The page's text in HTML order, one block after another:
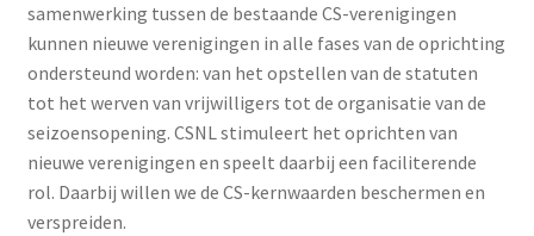
samenwerking tussen de bestaande CS-verenigingen
kunnen nieuwe verenigingen in alle fases van de oprichting
ondersteund worden: van het opstellen van de statuten
tot het werven van vrijwilligers tot de organisatie van de
seizoensopening. CSNL stimuleert het oprichten van
nieuwe verenigingen en speelt daarbij een faciliterende
rol. Daarbij willen we de CS-kernwaarden beschermen en
verspreiden.